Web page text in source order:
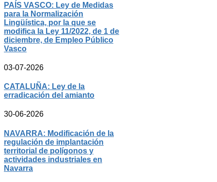
PAÍS VASCO: Ley de Medidas
para la Normalización
Lingüística, por la que se
modifica la Ley 11/2022, de 1 de
diciembre, de Empleo Público
Vasco
03-07-2026
CATALUÑA: Ley de la
erradicación del amianto
30-06-2026
NAVARRA: Modificación de la
regulación de implantación
territorial de polígonos y
actividades industriales en
Navarra